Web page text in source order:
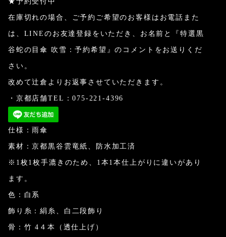
在庫切れの場合、ご予約ご希望のお客様はお電話また
は、LINEのお友達登録をいただき、お名前と『特選黒
谷蛇の目傘 吹雪：予約希望』のコメントをお送りくだ
さい。
改めて辻倉よりお返事させていただきます。
・京都店舗TEL：075-221-4396
仕様：雨傘
素材：京都黒谷雲竜紙、防水加工済
※1枚1枚手漉きのため、1本1本仕上がりに違いがあり
ます。
色：白系
飾り糸：絹糸、白二段飾り
骨：竹 4４本（透仕上げ）